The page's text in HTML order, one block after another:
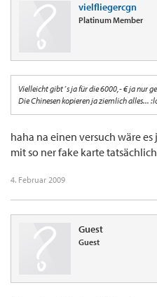
vielfliegercgn
Platinum Member
Vielleicht gibt´s ja für die 6000,- € ja nur
Die Chinesen kopieren ja ziemlich alles...
haha na einen versuch wäre
mit so ner fake karte tatsächlich
4. Februar 2009
Guest
Guest